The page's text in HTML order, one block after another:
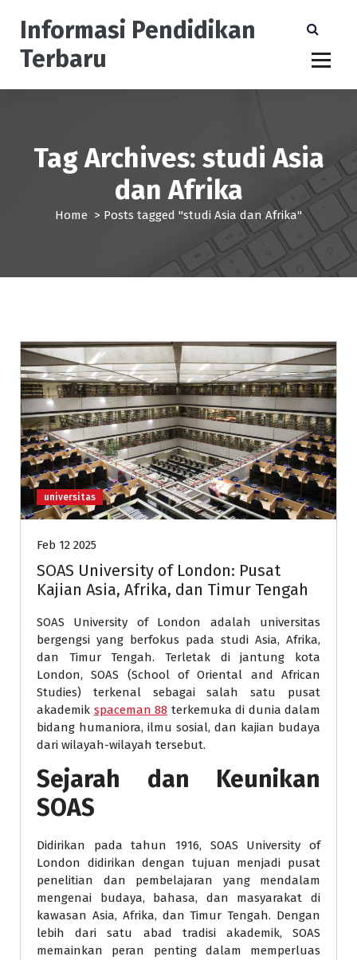
Informasi Pendidikan
Terbaru
Tag Archives: studi Asia
dan Afrika
Home > Posts tagged "studi Asia dan Afrika"
universitas
Feb 12 2025
SOAS University of London: Pusat
Kajian Asia, Afrika, dan Timur Tengah
SOAS University of London adalah universitas
bergengsi yang berfokus pada studi Asia, Afrika,
dan Timur Tengah. Terletak di jantung kota
London, SOAS (School of Oriental and African
Studies) terkenal sebagai salah satu pusat
akademik spaceman 88 terkemuka di dunia dalam
bidang humaniora, ilmu sosial, dan kajian budaya
dari wilayah-wilayah tersebut.
Sejarah dan Keunikan
SOAS
Didirikan pada tahun 1916, SOAS University of
London didirikan dengan tujuan menjadi pusat
penelitian dan pembelajaran yang mendalam
mengenai budaya, bahasa, dan masyarakat di
kawasan Asia, Afrika, dan Timur Tengah. Dengan
lebih dari satu abad tradisi akademik, SOAS
memainkan peran penting dalam memperluas